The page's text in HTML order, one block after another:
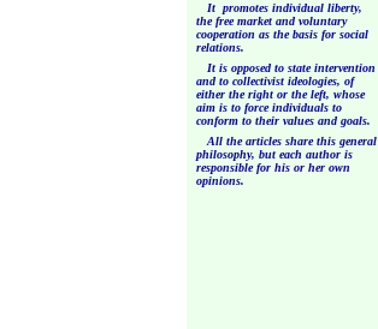
It promotes individual liberty,
the free market and voluntary
cooperation as the basis for social
relations.
It is opposed to state intervention
and to collectivist ideologies, of
either the right or the left, whose
aim is to force individuals to
conform to their values and goals.
All the articles share this general
philosophy, but each author is
responsible for his or her own
opinions.